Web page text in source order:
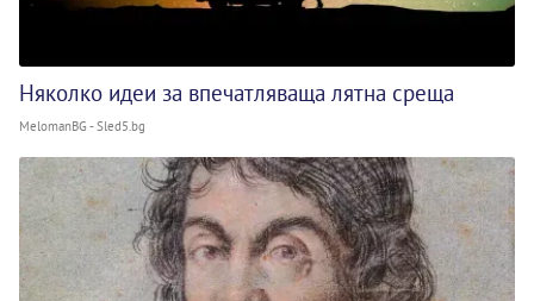
Няколко идеи за впечатляваща лятна среща
MelomanBG - Sled5.bg